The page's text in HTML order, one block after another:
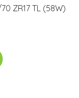
ZR17 TL (58W)